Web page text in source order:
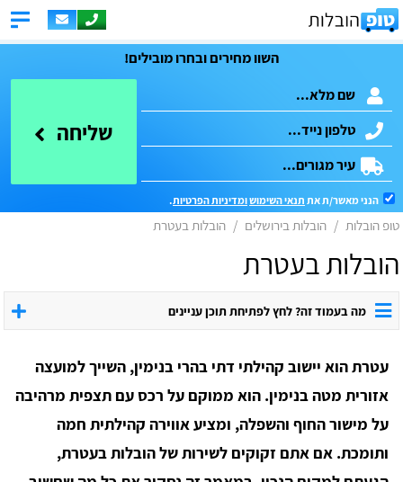
השוו מחירים ובחרו מובילים!
שליחה
הנני מאשר/ת את תנאי השימושומדיניות הפרטיות.
טופ הובלות הובלות בירושלים הובלות בעטרת
הובלות בעטרת
מה בעמוד זה? לחץ לפתיחת תוכן עניינים
עטרת הוא יישוב קהילתי דתי בהרי בנימין, השייך למועצה
אזורית מטה בנימין. הוא ממוקם על רכס עם תצפית מרהיבה
על מישור החוף והשפלה, ומציע אווירה קהילתית חמה
ותומכת. אם אתם זקוקים לשירות של הובלות בעטרת,